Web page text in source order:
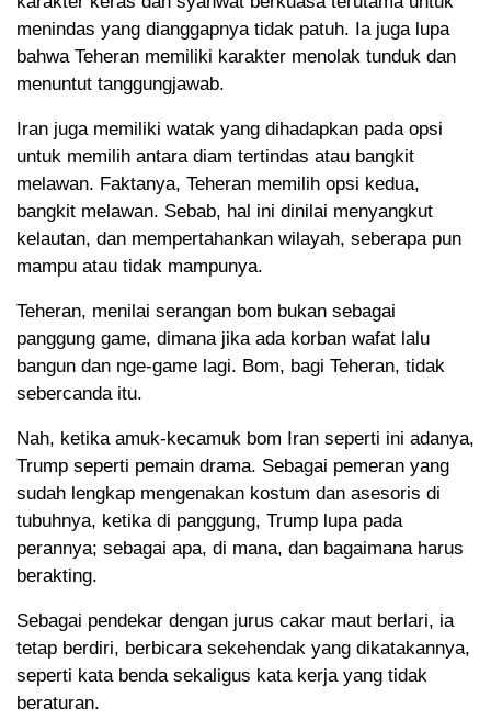
menindas yang dianggapnya tidak patuh. Ia juga lupa
bahwa Teheran memiliki karakter menolak tunduk dan
menuntut tanggungjawab.
Iran juga memiliki watak yang dihadapkan pada opsi
untuk memilih antara diam tertindas atau bangkit
melawan. Faktanya, Teheran memilih opsi kedua,
bangkit melawan. Sebab, hal ini dinilai menyangkut
kelautan, dan mempertahankan wilayah, seberapa pun
mampu atau tidak mampunya.
Teheran, menilai serangan bom bukan sebagai
panggung game, dimana jika ada korban wafat lalu
bangun dan nge-game lagi. Bom, bagi Teheran, tidak
sebercanda itu.
Nah, ketika amuk-kecamuk bom Iran seperti ini adanya,
Trump seperti pemain drama. Sebagai pemeran yang
sudah lengkap mengenakan kostum dan asesoris di
tubuhnya, ketika di panggung, Trump lupa pada
perannya; sebagai apa, di mana, dan bagaimana harus
berakting.
Sebagai pendekar dengan jurus cakar maut berlari, ia
tetap berdiri, berbicara sekehendak yang dikatakannya,
seperti kata benda sekaligus kata kerja yang tidak
beraturan.